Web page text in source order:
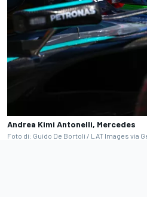
Andrea Kimi Antonelli, Mercedes
Foto di: Guido De Bortoli / LAT Images via